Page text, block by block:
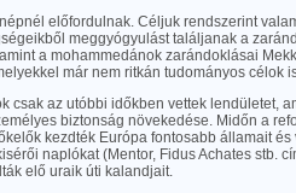
előfordulnak. Céljuk rendszerint
meggyógyulást találjanak a
a mohammedánok zarándoklásai
már nem ritkán tudományos célok
csak az utóbbi időkben vettek lendületet,
biztonság növekedése. Midőn a
kezdték Európa fontosabb államait és
naplókat (Mentor, Fidus Achates stb.
elő uraik úti kalandjait.